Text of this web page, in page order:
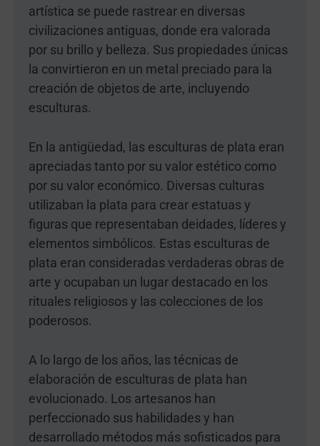
artística se puede rastrear en diversas
civilizaciones antiguas, donde era valorada
por su brillo y belleza. Sus propiedades únicas
la convirtieron en un metal preciado para la
creación de objetos de arte, incluyendo
esculturas.
En la antigüedad, las esculturas de plata eran
apreciadas tanto por su valor estético como
por su valor económico. Diversas culturas
utilizaban la plata para crear estatuas y
figuras que representaban deidades, líderes y
elementos simbólicos. Estas esculturas de
plata eran consideradas verdaderas obras de
arte y ocupaban un lugar destacado en los
rituales religiosos y las colecciones de los
poderosos.
A lo largo de los años, las técnicas de
elaboración de esculturas de plata han
evolucionado. Los artesanos han
perfeccionado sus habilidades y han
desarrollado métodos más sofisticados para